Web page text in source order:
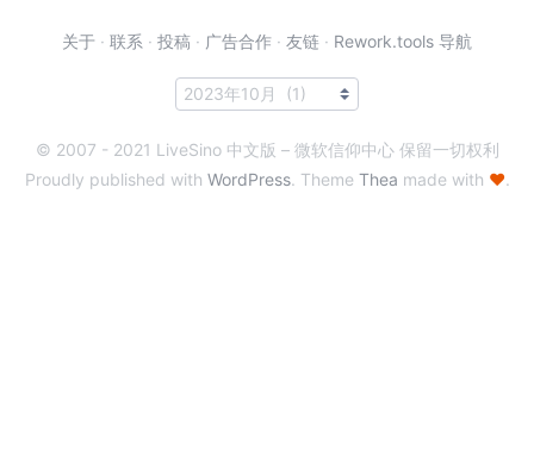
关于 · 联系 · 投稿 · 广告合作 · 友链 · Rework.tools 导航
© 2007 - 2021 LiveSino 中文版 – 微软信仰中心 保留一切权利
Proudly published with WordPress. Theme Thea made with ♥.